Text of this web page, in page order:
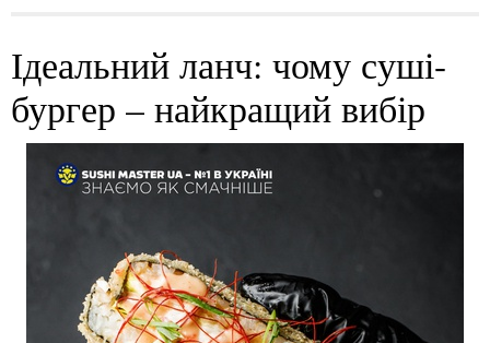
Ідеальний ланч: чому суші-
бургер – найкращий вибір